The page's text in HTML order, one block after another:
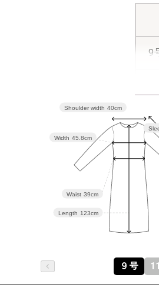
9
Length 123cm
Waist 39cm
Width 45.8cm
Shoulder width 40cm
９号